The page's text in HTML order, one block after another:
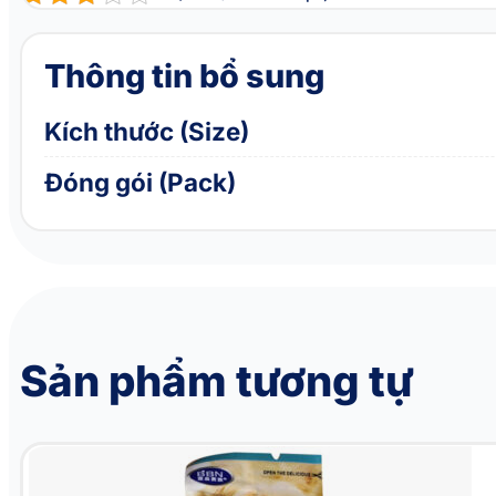
Thông tin bổ sung
Kích thước (Size)
Đóng gói (Pack)
Sản phẩm tương tự